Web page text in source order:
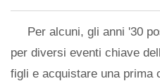
Per alcuni, gli anni '30
per diversi eventi chiave
figli e acquistare una prima